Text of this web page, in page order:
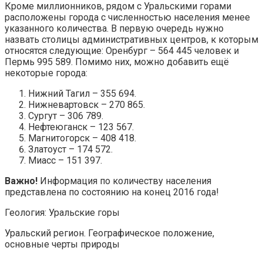
Кроме миллионников, рядом с Уральскими горами
расположены города с численностью населения менее
указанного количества. В первую очередь нужно
назвать столицы административных центров, к которым
относятся следующие: Оренбург – 564 445 человек и
Пермь 995 589. Помимо них, можно добавить ещё
некоторые города:
Нижний Тагил – 355 694.
Нижневартовск – 270 865.
Сургут – 306 789.
Нефтеюганск – 123 567.
Магнитогорск – 408 418.
Златоуст – 174 572.
Миасс – 151 397.
Важно! Информация по количеству населения
представлена по состоянию на конец 2016 года!
Геология: Уральские горы
Уральский регион. Географическое положение,
основные черты природы